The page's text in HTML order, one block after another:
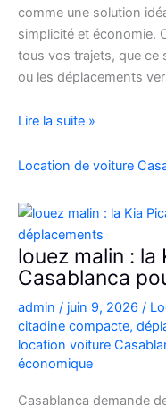
comme une solution
simplicité et économie.
tous vos trajets, que ce
ou les déplacements
Location
voiture
C3
à
Casablanca
Lire la suite »
Location de voiture
louez malin : la
Casablanca
admin / juin 9, 2026 /
citadine compacte,
location voiture
économique
Casablanca demande